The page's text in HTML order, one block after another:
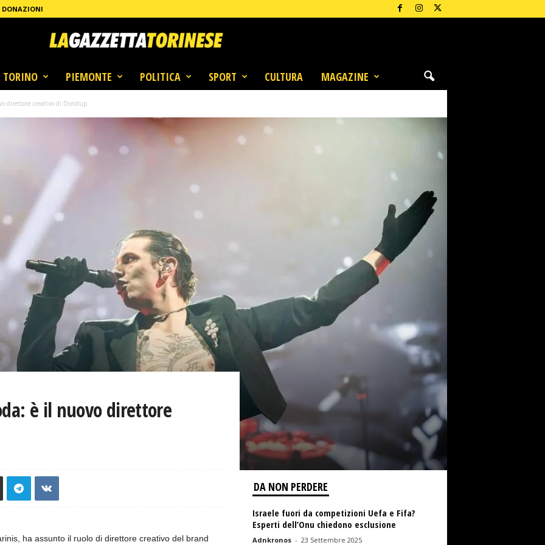
DONAZIONI
TORINO PIEMONTE POLITICA SPORT CULTURA MAGAZINE
direttore creativo di Dondup
è il nuovo direttore
ha assunto il ruolo di direttore creativo del brand
DA NON PERDERE
Israele fuori da competizioni Uefa e Fifa?
Esperti dell’Onu chiedono esclusione
Adnkronos - 23 Settembre 2025